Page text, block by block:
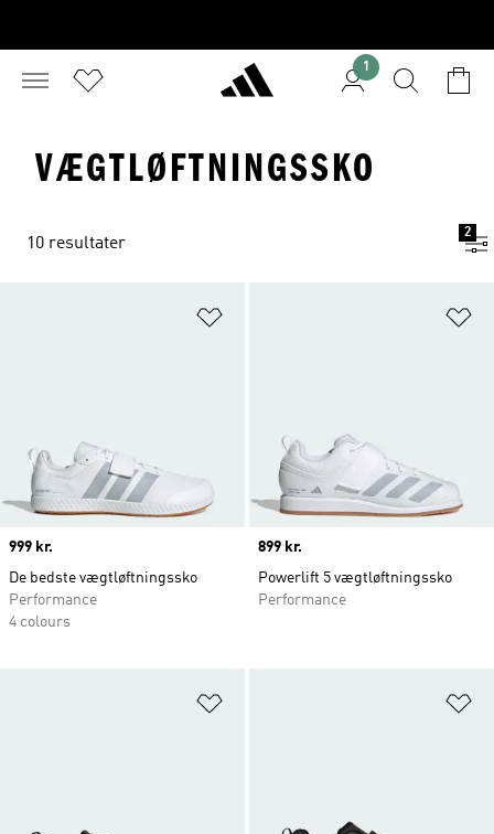
1
VÆGTLØFTNINGSSKO
10 resultater
2
Price
999 kr.
De bedste vægtløftningssko
Performance
4 colours
Price
899 kr.
Powerlift 5 vægtløftningssko
Performance